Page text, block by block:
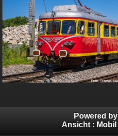
Powered by
Ansicht : Mobil